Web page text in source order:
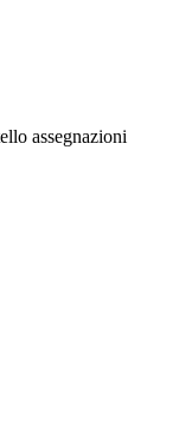
assegnazioni